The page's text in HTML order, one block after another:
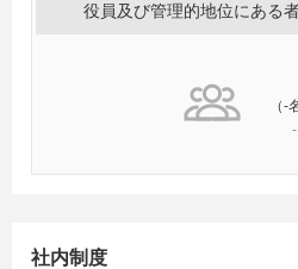
役員及び管理的地位にある
（-
-
社内制度